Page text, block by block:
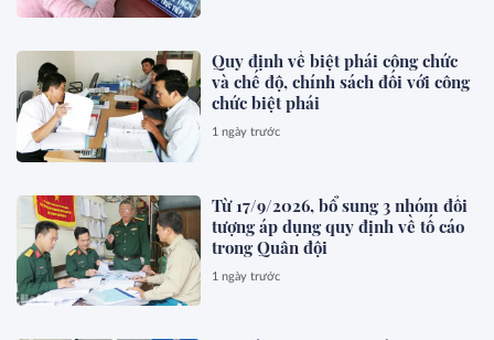
Quy định về biệt phái công chức
và chế độ, chính sách đối với công
chức biệt phái
1 ngày trước
Từ 17/9/2026, bổ sung 3 nhóm đối
tượng áp dụng quy định về tố cáo
trong Quân đội
1 ngày trước